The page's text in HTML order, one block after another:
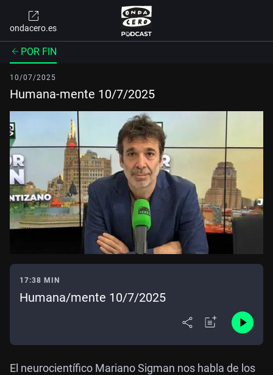
ondacero.es
POR FIN
10/07/2025
Humana-mente 10/7/2025
17:38 MIN
Humana/mente 10/7/2025
El neurocientífico Mariano Sigman nos habla de los